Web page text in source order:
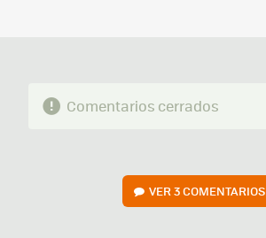
Comentarios cerrados
VER3 COMENTARIOS